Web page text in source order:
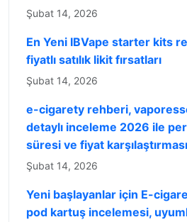
Şubat 14, 2026
En Yeni IBVape starter kits
fiyatlı satılık likit fırsatları
Şubat 14, 2026
e-cigarety rehberi,
detaylı inceleme 2026 ile
süresi ve fiyat karşılaştırması
Şubat 14, 2026
Yeni başlayanlar için E-
pod kartuş incelemesi,